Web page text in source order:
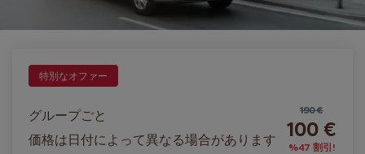
特別なオファー
グループごと
価格は日付によって異なる場合があります
190 €
100 €
%47 割引!